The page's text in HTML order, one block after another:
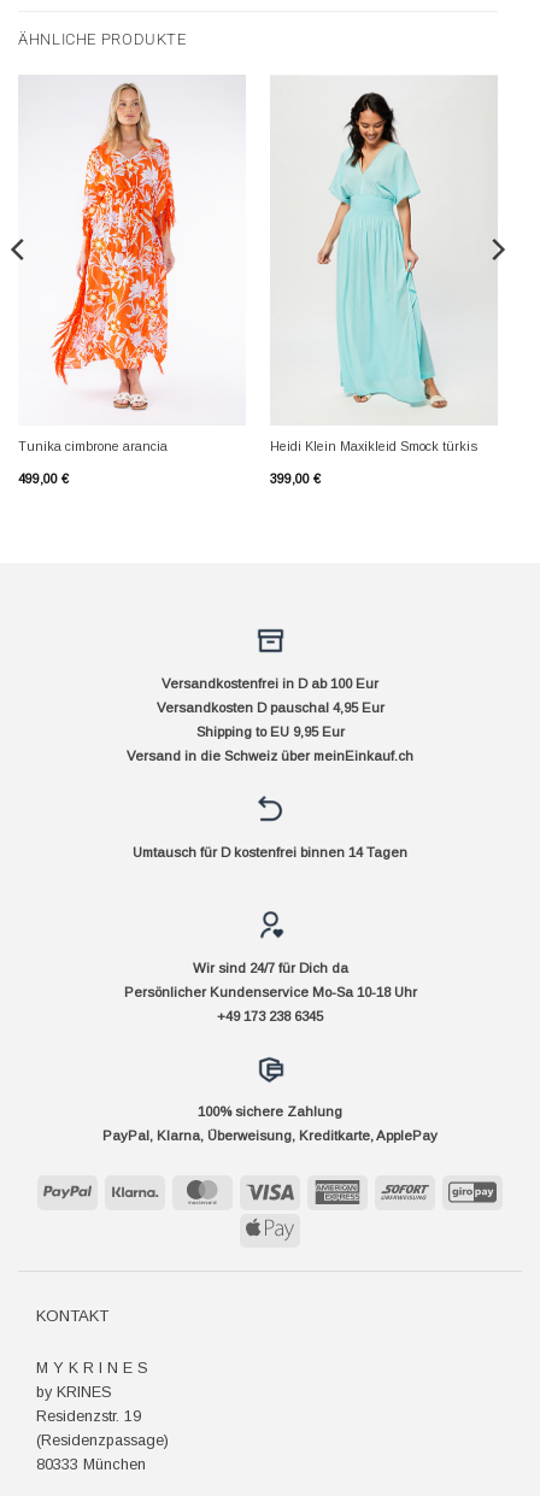
ÄHNLICHE PRODUKTE
Tunika cimbrone arancia
499,00 €
Heidi Klein Maxikleid Smock türkis
399,00 €
Versandkostenfrei in D ab 100 Eur
Versandkosten D pauschal 4,95 Eur
Shipping to EU 9,95 Eur
Versand in die Schweiz über meinEinkauf.ch
Umtausch für D kostenfrei binnen 14 Tagen
Wir sind 24/7 für Dich da
Persönlicher Kundenservice Mo-Sa 10-18 Uhr
+49 173 238 6345
100% sichere Zahlung
PayPal, Klarna, Überweisung, Kreditkarte, ApplePay
PayPal Klarna MasterCard Visa
AmericanSofort
Apple
KONTAKT
M Y K R I N E S
by KRINES
Residenzstr. 19
(Residenzpassage)
80333 München